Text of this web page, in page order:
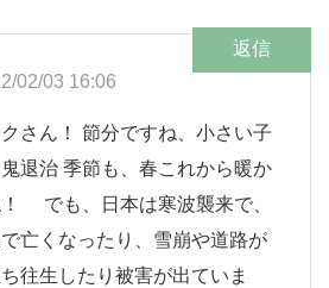
02/03 16:06
返信
さん！ 節分ですね、小さい子
退治 季節も、春これから暖か
！ でも、日本は寒波襲来で、
亡くなったり、雪崩や道路が
往生したり被害が出ていま